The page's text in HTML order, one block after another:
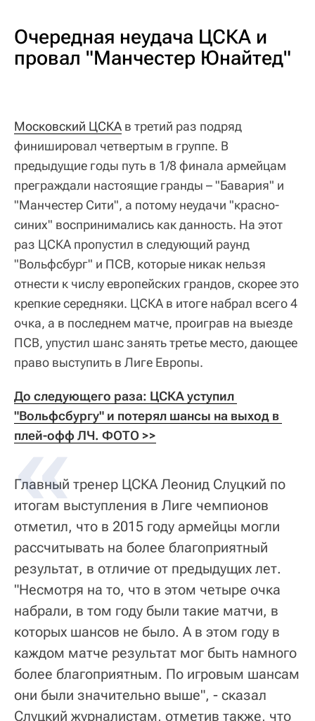
Очередная неудача ЦСКА и
провал "Манчестер Юнайтед"
Московский ЦСКА в третий раз подряд
финишировал четвертым в группе. В
предыдущие годы путь в 1/8 финала армейцам
преграждали настоящие гранды – "Бавария" и
"Манчестер Сити", а потому неудачи "красно-
синих" воспринимались как данность. На этот
раз ЦСКА пропустил в следующий раунд
"Вольфсбург" и ПСВ, которые никак нельзя
отнести к числу европейских грандов, скорее это
крепкие середняки. ЦСКА в итоге набрал всего 4
очка, а в последнем матче, проиграв на выезде
ПСВ, упустил шанс занять третье место, дающее
право выступить в Лиге Европы.
До следующего раза: ЦСКА уступил
"Вольфсбургу" и потерял шансы на выход в
плей-офф ЛЧ. ФОТО >>
Главный тренер ЦСКА Леонид Слуцкий по
итогам выступления в Лиге чемпионов
отметил, что в 2015 году армейцы могли
рассчитывать на более благоприятный
результат, в отличие от предыдущих лет.
"Несмотря на то, что в этом четыре очка
набрали, в том году были такие матчи, в
которых шансов не было. А в этом году в
каждом матче результат мог быть намного
более благоприятным. По игровым шансам
они были значительно выше", - сказал
Слуцкий журналистам, отметив также, что